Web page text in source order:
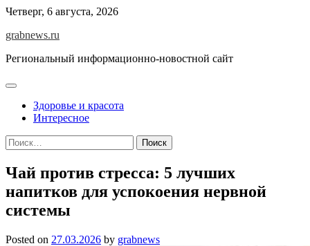
Skip
content
Четверг, 6 августа, 2026
grabnews.ru
Региональный информационно-новостной сайт
Здоровье и красота
Интересное
Найти:
Чай против стресса: 5 лучших
напитков для успокоения нервной
системы
Posted on 27.03.2026 by grabnews